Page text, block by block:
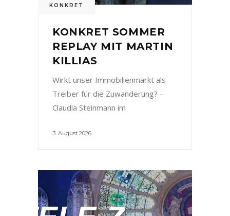
KONKRET
KONKRET SOMMER
REPLAY MIT MARTIN
KILLIAS
Wirkt unser Immobilienmarkt als
Treiber für die Zuwanderung? –
Claudia Steinmann im
3. August 2026